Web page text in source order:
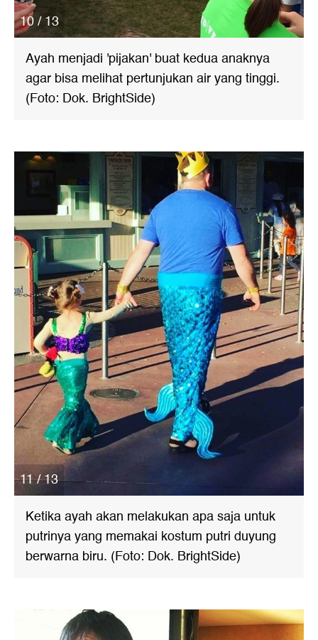
10 / 13
Ayah menjadi 'pijakan' buat kedua anaknya
agar bisa melihat pertunjukan air yang tinggi.
(Foto: Dok. BrightSide)
11 / 13
Ketika ayah akan melakukan apa saja untuk
putrinya yang memakai kostum putri duyung
berwarna biru. (Foto: Dok. BrightSide)